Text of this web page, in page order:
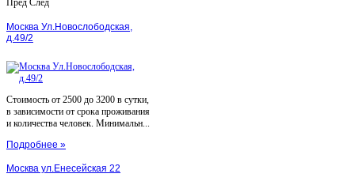
Москва Ул.Новослободская,
д.49/2
Стоимость от 2500 до 3200 в сутки,
в зависимости от срока проживания
и количества человек. Минимальн...
Подробнее »
Москва ул.Енесейская 22